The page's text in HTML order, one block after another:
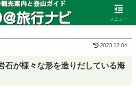
島
2023.12.04
石が様々な形を造りだしている海
メニュー